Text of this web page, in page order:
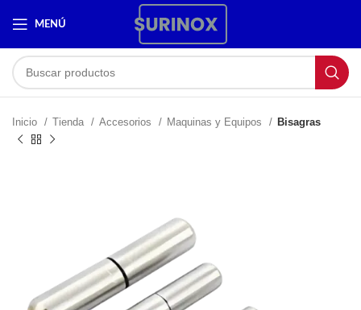
MENÚ
Inicio Tienda Accesorios Maquinas y Equipos Bisagras